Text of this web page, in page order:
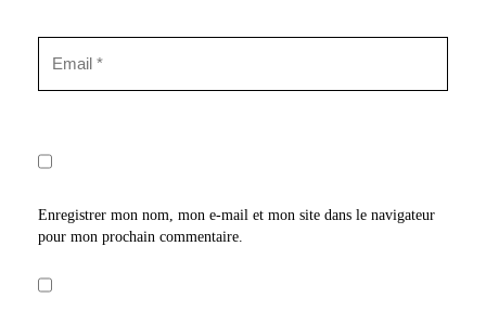
Enregistrer mon nom, mon e-mail et mon site dans le navigateur
pour mon prochain commentaire.